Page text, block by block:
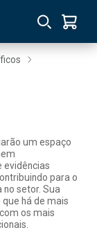
um espaço
evidências
para o
setor. Sua
há de mais
os mais